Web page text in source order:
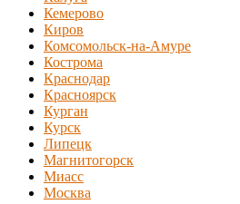
Кемерово
Киров
Комсомольск-на-Амуре
Кострома
Краснодар
Красноярск
Курган
Курск
Липецк
Магнитогорск
Миасс
Москва